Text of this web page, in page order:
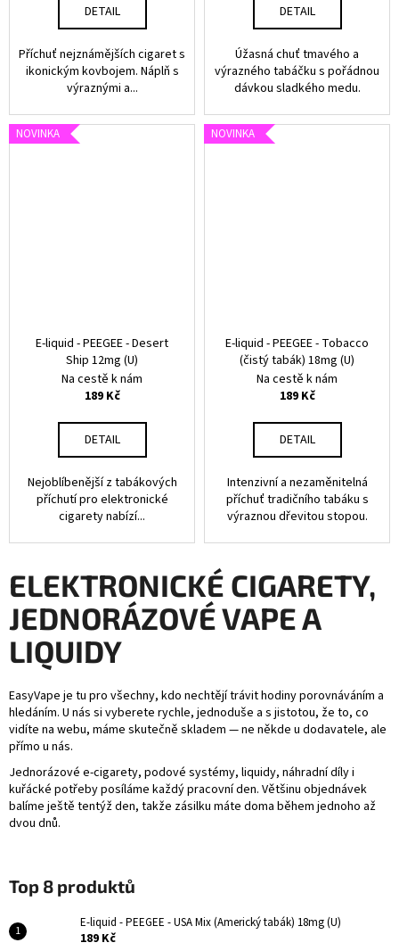
DETAIL
Příchuť nejznámějších cigaret s
ikonickým kovbojem. Náplň s
výraznými a...
DETAIL
Úžasná chuť tmavého a
výrazného tabáčku s pořádnou
dávkou sladkého medu.
NOVINKA
E-liquid - PEEGEE - Desert
Ship 12mg (U)
Na cestě k nám
189 Kč
DETAIL
Nejoblíbenější z tabákových
příchutí pro elektronické
cigarety nabízí...
NOVINKA
E-liquid - PEEGEE - Tobacco
(čistý tabák) 18mg (U)
Na cestě k nám
189 Kč
DETAIL
Intenzivní a nezaměnitelná
příchuť tradičního tabáku s
výraznou dřevitou stopou.
ELEKTRONICKÉ CIGARETY,
JEDNORÁZOVÉ VAPE A
LIQUIDY
EasyVape je tu pro všechny, kdo nechtějí trávit hodiny porovnáváním a
hledáním. U nás si vyberete rychle, jednoduše a s jistotou, že to, co
vidíte na webu, máme skutečně skladem — ne někde u dodavatele, ale
přímo u nás.
Jednorázové e-cigarety, podové systémy, liquidy, náhradní díly i
kuřácké potřeby posíláme každý pracovní den. Většinu objednávek
balíme ještě tentýž den, takže zásilku máte doma během jednoho až
dvou dnů.
Top 8 produktů
E-liquid - PEEGEE - USA Mix (Americký tabák) 18mg (U)
189 Kč